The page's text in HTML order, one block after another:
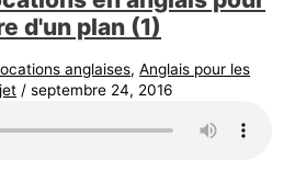
d'un plan (1)
anglaises,Anglais pour les
/septembre 24, 2016